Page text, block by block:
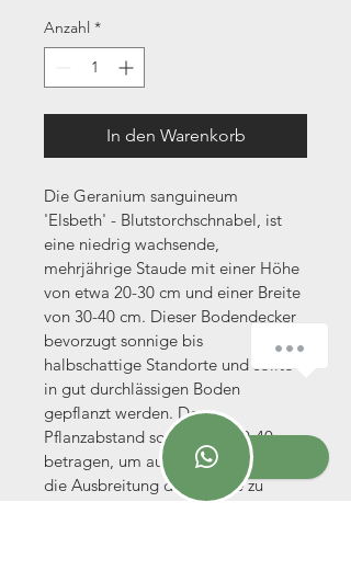
Anzahl *
In den Warenkorb
Die Geranium sanguineum
'Elsbeth' - Blutstorchschnabel, ist
eine niedrig wachsende,
mehrjährige Staude mit einer Höhe
von etwa 20-30 cm und einer Breite
von 30-40 cm. Dieser Bodendecker
bevorzugt sonnige bis
halbschattige Standorte und sollte
in gut durchlässigen Boden
gepflanzt werden. Der
Pflanzabstand sollte etwa 30-40 cm
betragen, um ausreichend Platz für
die Ausbreitung der Pflanze zu